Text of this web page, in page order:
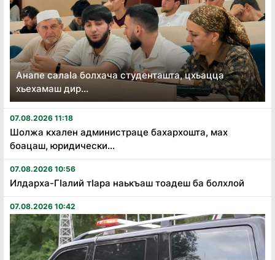
Анапе салаӏа болхача студенташта, цхьацца
хьехамаш дир...
07.08.2026 11:18
Шолжа кхален администраце бахархошта, мах
боацаш, юридически...
07.08.2026 10:56
Илдарха-Гӏалий тӏара наькъаш тоадеш ба болхлой
07.08.2026 10:42